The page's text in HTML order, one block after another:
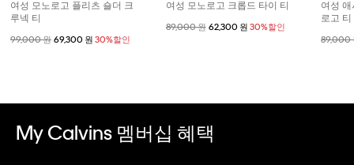
여성 모노로고 플리츠 숄더 크
루넥 티
할인 전 가격
99,000 원 할인된 가격
69,300 원 30%할인
여성 모노로고 크롭드 타이 티
할인 전 가격
89,000 원할인된 가격
62,300 원 30%할인
여성
로고 티
할인 전
89,000
My Calvins 멤버십 혜택